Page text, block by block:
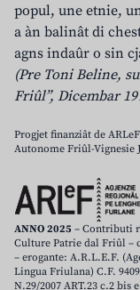
popul, une etnie,
a àn balinât di
agns indaûr o sin
(Pre Toni Beline,
Friûl”, Dicembar
Progjet finanziât de
Autonome Friûl-Vignesie
ANNO 2025 – Contributi
Culture Patrie dal Friûl –
– erogante: A.R.L.E.F.
Lingua Friulana) C.F.
N.29/2007 ART.23 c.2 bis